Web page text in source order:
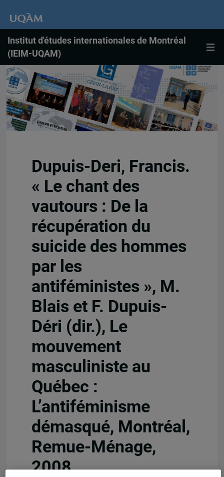
Institut d'études internationales de Montréal
(IEIM-UQAM)
Dupuis-Deri, Francis.
« Le chant des
vautours : De la
récupération du
suicide des hommes
par les
antiféministes », M.
Blais et F. Dupuis-
Déri (dir.), Le
mouvement
masculiniste au
Québec :
L’antiféminisme
démasqué, Montréal,
Remue-Ménage,
2008.